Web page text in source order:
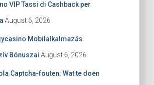
VIP Tassi di Cashback per
August 6, 2026
Mobilalkalmazás
Bónuszai August 6, 2026
Captcha-fouten: Wat te doen